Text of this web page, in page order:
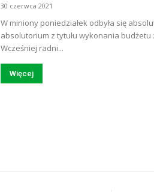
30 czerwca 2021
W miniony poniedziałek odbyła się
absolutorium z tytułu wykonania budżetu
Wcześniej radni...
Więcej